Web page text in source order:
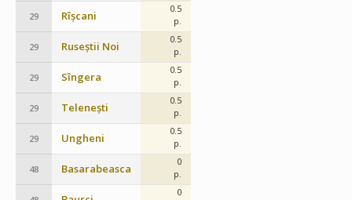
29 Rîșcani
0.5
p.
29 Ruseștii Noi
0.5
p.
29 Sîngera
0.5
p.
29 Telenești
0.5
p.
29 Ungheni
0.5
p.
48 Basarabeasca
0
p.
0